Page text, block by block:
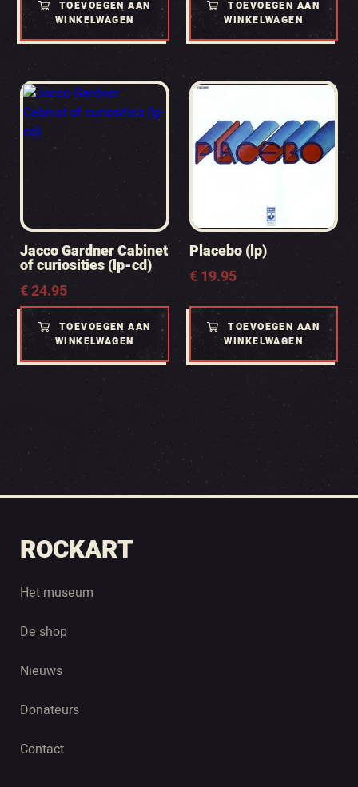
TOEVOEGEN AAN
WINKELWAGEN
TOEVOEGEN AAN
WINKELWAGEN
Jacco Gardner Cabinet
of curiosities (lp-cd)
€24.95
TOEVOEGEN AAN
WINKELWAGEN
Placebo (lp)
€19.95
TOEVOEGEN AAN
WINKELWAGEN
ROCKART
Het museum
De shop
Nieuws
Donateurs
Contact